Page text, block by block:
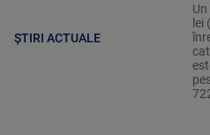
ȘTIRI ACTUALE
lei